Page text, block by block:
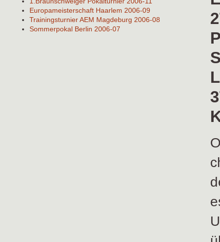
Europameisterschaft Haarlem 2006-09
Trainingsturnier AEM Magdeburg 2006-08
Sommerpokal Berlin 2006-07